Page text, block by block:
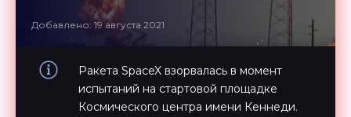
Добавлено: 19 августа 2021
Ракета SpaceX взорвалась в момент
испытаний на стартовой площадке
Космического центра имени Кеннеди.